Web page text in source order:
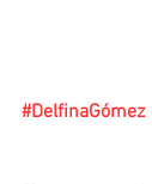
#DelfinaGómez